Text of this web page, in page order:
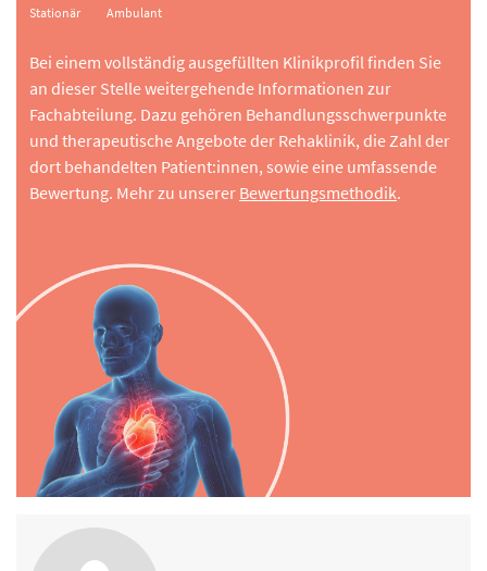
Stationär Ambulant
Bei einem vollständig ausgefüllten Klinikprofil finden Sie
an dieser Stelle weitergehende Informationen zur
Fachabteilung. Dazu gehören Behandlungsschwerpunkte
und therapeutische Angebote der Rehaklinik, die Zahl der
dort behandelten Patient:innen, sowie eine umfassende
Bewertung. Mehr zu unserer Bewertungsmethodik.